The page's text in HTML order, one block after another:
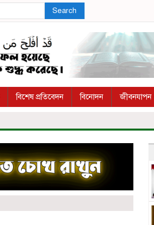
Search
বিশেষ প্রতিবেদন বিনোদন জীবনযাপন